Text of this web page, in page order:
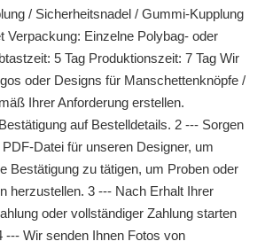
/ Sicherheitsnadel / Gummi-Kupplung
Verpackung: Einzelne Polybag- oder
5 Tag Produktionszeit: 7 Tag Wir
oder Designs für Manschettenknöpfe /
Ihrer Anforderung erstellen.
auf Bestelldetails. 2 --- Sorgen
Datei für unseren Designer, um
Bestätigung zu tätigen, um Proben oder
herzustellen. 3 --- Nach Erhalt Ihrer
oder vollständiger Zahlung starten
--- Wir senden Ihnen Fotos von